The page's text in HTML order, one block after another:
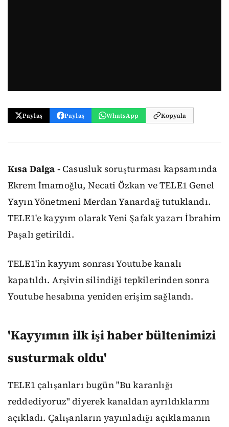
Paylaş Paylaş WhatsApp Kopyala
Kısa Dalga -Casusluk soruşturması kapsamında
Ekrem İmamoğlu, Necati Özkan ve TELE1 Genel
Yayın Yönetmeni Merdan Yanardağ tutuklandı.
TELE1'e kayyım olarak Yeni Şafak yazarı İbrahim
Paşalı getirildi.
TELE1'in kayyım sonrası Youtube kanalı
kapatıldı. Arşivin silindiği tepkilerinden sonra
Youtube hesabına yeniden erişim sağlandı.
'Kayyımın ilk işi haber bültenimizi
susturmak oldu'
TELE1 çalışanları bugün "Bu karanlığı
reddediyoruz" diyerek kanaldan ayrıldıklarını
açıkladı. Çalışanların yayınladığı açıklamanın